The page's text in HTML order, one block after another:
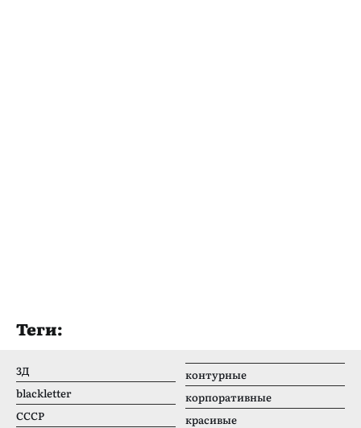
Теги:
3Д
blackletter
CCCР
контурные
корпоративные
красивые